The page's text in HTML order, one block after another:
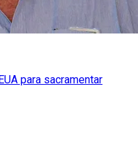
para sacramentar